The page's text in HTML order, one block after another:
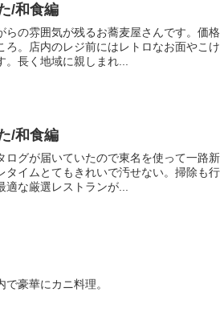
/和食編
の雰囲気が残るお蕎麦屋さんです。価格
。店内のレジ前にはレトロなお面やこけ
長く地域に親しまれ...
/和食編
グが届いていたので東名を使って一路新
イムとてもきれいで汚せない。掃除も行
適な厳選レストランが...
豪華にカニ料理。